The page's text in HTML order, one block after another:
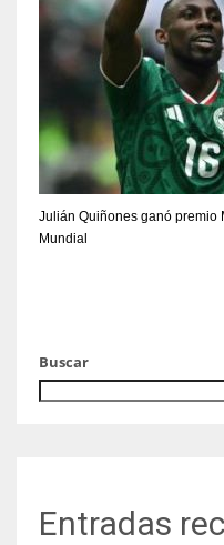
Julián Quiñones ganó premio
Mundial
Buscar
Entradas